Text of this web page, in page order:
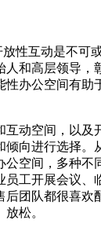
放性互动是不可
人和高层领导，
性办公空间有助
互动空间，以及
倾向进行选择。
公空间，多种不
员工开展会议、
后团队都很喜欢
松。